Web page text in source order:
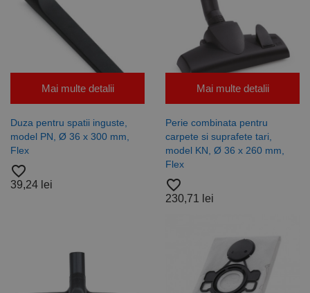
Mai multe detalii
Duza pentru spatii inguste,
model PN, Ø 36 x 300 mm,
Flex
favorite_border
39,24 lei
Mai multe detalii
Perie combinata pentru
carpete si suprafete tari,
model KN, Ø 36 x 260 mm,
Flex
favorite_border
230,71 lei
site-urilor.
_ga_DLLLWQBGGX
2 ani
Acest cookie
este folosit
de Google
Analytics
persista